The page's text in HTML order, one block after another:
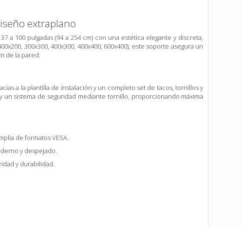
extraplano
a 100 pulgadas (94 a 254 cm) con una estética elegante y discreta,
300x300, 400x300, 400x400, 600x400), este soporte asegura un
de la pared.
a la plantilla de instalación y un completo set de tacos, tornillos y
sistema de seguridad mediante tornillo, proporcionando máxima
de formatos VESA.
y despejado.
y durabilidad.